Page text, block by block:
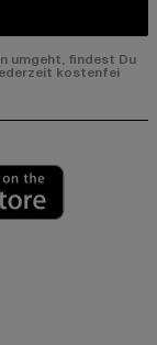
umgeht, findest Du
kostenfei